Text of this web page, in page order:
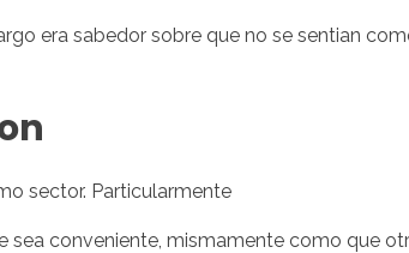
era sabedor sobre que no se sentian
sector. Particularmente
conveniente, mismamente como que